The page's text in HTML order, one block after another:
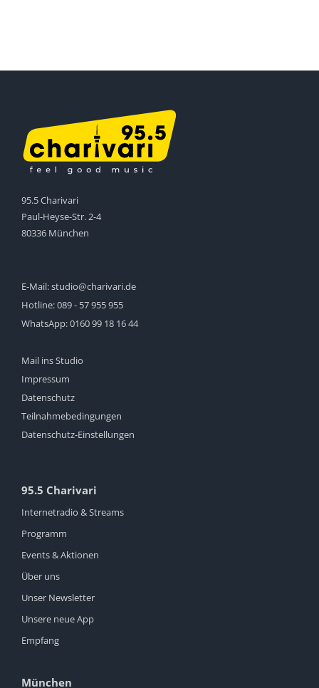
95.5 Charivari
Paul-Heyse-Str. 2-4
80336 München
E-Mail:studio@charivari.de
Hotline:089 - 57 955 955
WhatsApp:0160 99 18 16 44
Mail ins Studio
Impressum
Datenschutz
Teilnahmebedingungen
Datenschutz-Einstellungen
95.5 Charivari
Internetradio & Streams
Programm
Events & Aktionen
Über uns
Unser Newsletter
Unsere neue App
Empfang
München